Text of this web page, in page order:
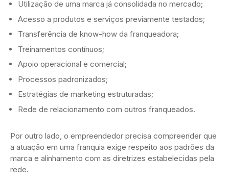
Utilização de uma marca já consolidada no mercado;
Acesso a produtos e serviços previamente testados;
Transferência de know-how da franqueadora;
Treinamentos contínuos;
Apoio operacional e comercial;
Processos padronizados;
Estratégias de marketing estruturadas;
Rede de relacionamento com outros franqueados.
Por outro lado, o empreendedor precisa compreender que
a atuação em uma franquia exige respeito aos padrões da
marca e alinhamento com as diretrizes estabelecidas pela
rede.